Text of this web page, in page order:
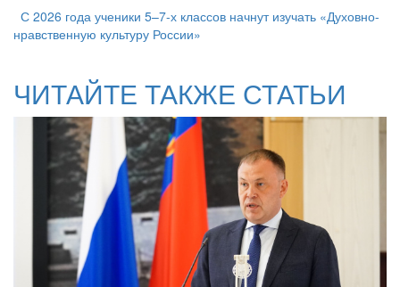
С 2026 года ученики 5–7-х классов начнут изучать «Духовно-
нравственную культуру России»
ЧИТАЙТЕ ТАКЖЕ СТАТЬИ